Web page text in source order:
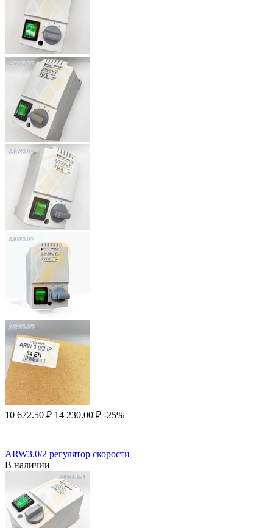
10 672.50 ₽ 14 230.00 ₽ -25%
ARW3.0/2 регулятор скорости
В наличии